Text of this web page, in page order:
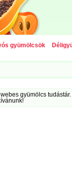
gyümölcsök
gyümölcs